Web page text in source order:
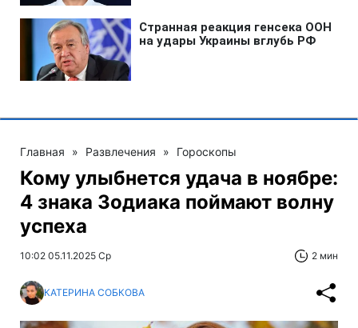
Главная » Развлечения » Гороскопы
Кому улыбнется удача в ноябре:
4 знака Зодиака поймают волну
успеха
10:02 05.11.2025 Ср 2 мин
КАТЕРИНА СОБКОВА